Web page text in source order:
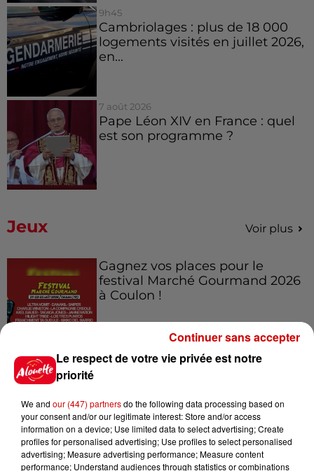
9h45
Cambriolages : plus de 18 000
logements visités en juillet 2026,
en...
7 août 2026
Pape Léon XIV en France : quel
est son programme ?
Jeux Voir plus
Gagnez vos places pour le
festival Marché Gourmand 2026
à Coulon !
Le Duel - Gagnez vos entrées
Destination Vacances - Gagnez
votre séjour en famille au cœur
Le respect de votre vie privée est notre
priorité
We and our (447) partnersdo the following data processing based on
your consent and/or our legitimate interest: Store and/or access
information on a device; Use limited data to select advertising; Create
profiles for personalised advertising; Use profiles to select personalised
advertising; Measure advertising performance; Measure content
performance; Understand audiences through statistics or combinations
Continuer sans accepter